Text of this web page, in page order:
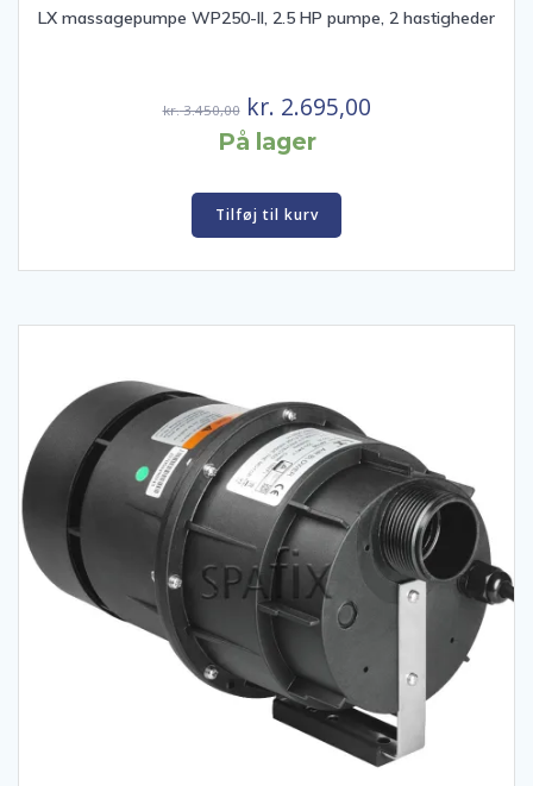
LX massagepumpe WP250-II, 2.5 HP pumpe, 2 hastigheder
kr.3.450,00 Den
oprindelige
var:
kr. 3.450,00.
kr. 2.695,00Den
På lager
Tilføj til kurv